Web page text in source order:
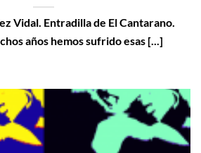
Vidal. Entradilla de El Cantarano.
años hemos sufrido esas [...]